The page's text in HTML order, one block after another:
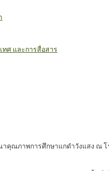
ทศ และการสื่อสาร
าคุณภาพการศึกษาแกดำวังแสง ณ